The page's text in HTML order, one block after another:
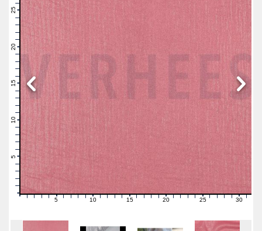
10
11
16
21
24
26
1 2 3 4 5 6 7 89 11121314 16171819 21222324 26272829 31